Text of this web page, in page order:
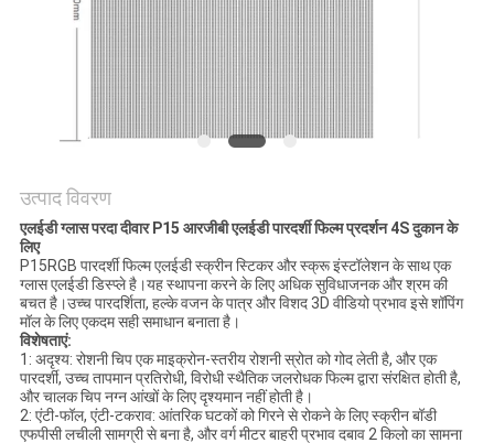
POLICY
उत्पाद विवरण
एलईडी ग्लास परदा दीवार P15 आरजीबी एलईडी पारदर्शी फिल्म प्रदर्शन 4S दुकान के
लिए
P15RGB पारदर्शी फिल्म एलईडी स्क्रीन स्टिकर और स्क्रू इंस्टॉलेशन के साथ एक
ग्लास एलईडी डिस्प्ले है।यह स्थापना करने के लिए अधिक सुविधाजनक और श्रम की
बचत है।उच्च पारदर्शिता, हल्के वजन के पात्र और विशद 3D वीडियो प्रभाव इसे शॉपिंग
मॉल के लिए एकदम सही समाधान बनाता है।
विशेषताएं:
1: अदृश्य: रोशनी चिप एक माइक्रोन-स्तरीय रोशनी स्रोत को गोद लेती है, और एक
पारदर्शी, उच्च तापमान प्रतिरोधी, विरोधी स्थैतिक जलरोधक फिल्म द्वारा संरक्षित होती है,
और चालक चिप नग्न आंखों के लिए दृश्यमान नहीं होती है।
2: एंटी-फॉल, एंटी-टकराव: आंतरिक घटकों को गिरने से रोकने के लिए स्क्रीन बॉडी
एफपीसी लचीली सामग्री से बना है, और वर्ग मीटर बाहरी प्रभाव दबाव 2 किलो का सामना